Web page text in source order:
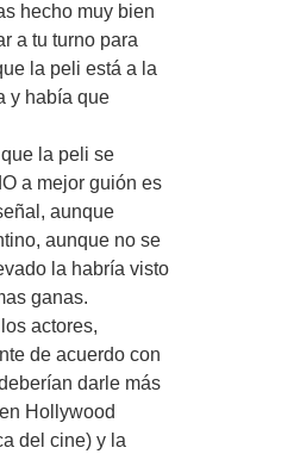
hecho muy bien
a tu turno para
la peli está a la
y había que
la peli se
a mejor guión es
aunque
aunque no se
la habría visto
ganas.
actores,
de acuerdo con
darle más
Hollywood
del cine) y la